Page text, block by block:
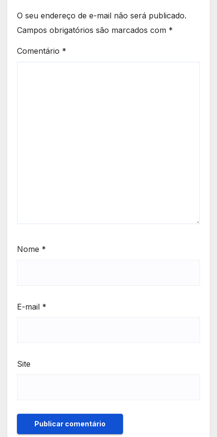
O seu endereço de e-mail não será publicado.
Campos obrigatórios são marcados com *
Comentário *
Nome *
E-mail *
Site